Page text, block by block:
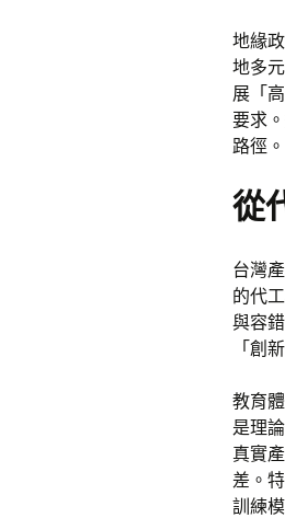
地緣
地多
展「
要求
路徑。
從
台灣
的代
與容
「創
教育
是理
真實
差。
訓練